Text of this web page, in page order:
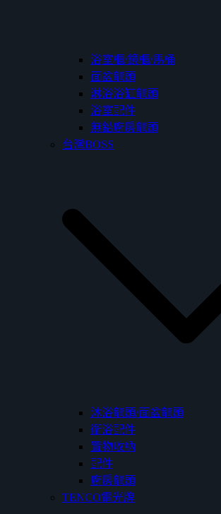
浴室櫃/鏡櫃/馬桶
面盆龍頭
淋浴浴缸龍頭
浴室配件
無鉛廚房龍頭
台灣BOSS
沐浴龍頭/面盆龍頭
衛浴配件
置物收納
配件
廚房龍頭
TENCO電光牌